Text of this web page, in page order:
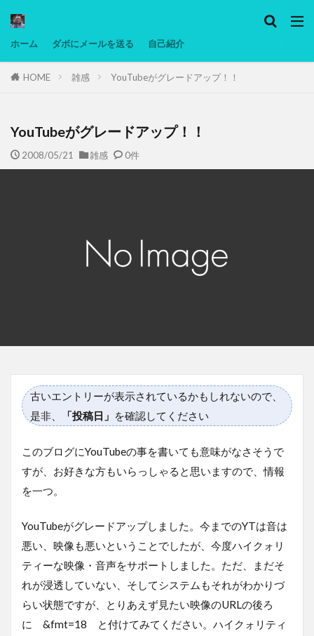
ホーム ダボにメールを送る 自己紹介
HOME 雑感 YouTubeがグレードアップ！！
YouTubeがグレードアップ！！
2008/05/21 雑感 0件
古いエントリーが表示されているかもしれないので、
是非、
「投稿日」 を確認してください
このブログにYouTubeの事を書いても意味がなさそうで
すが、お好きな方もいらっしゃると思いますので、情報
を一つ。
YouTubeがグレードアップしました。今までのYTは音は
悪い、映像も悪いということでしたが、今度ハイクォリ
ティーな映像・音声をサポートしました。ただ、まだそ
れが浸透していない、そしてシステムもそれがわかりづ
らい状態ですが、とりあえず見たい映像のURLの後ろ
に &fmt=18 と付けてみてください。ハイクォリティ
タグ
マレーシア動画
ヨーグルト
備忘録
動画 日本人村社会 脱水シート